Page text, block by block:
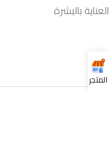
العناية بالبشرة
المتجر